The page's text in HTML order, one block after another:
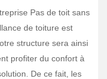
Pas de toit sans
de toiture est
structure sera ainsi
profiter du confort à
De ce fait, les